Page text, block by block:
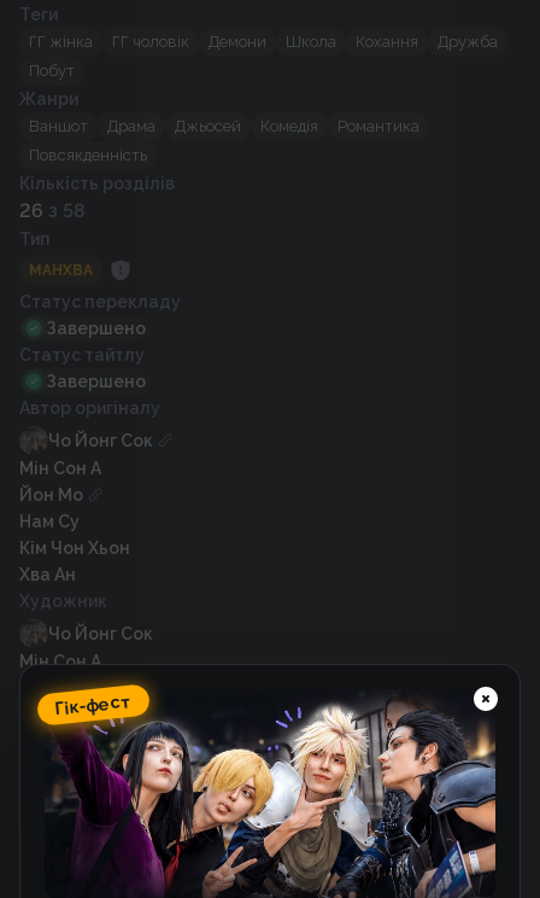
Теги
ГГ жінка ГГ чоловік Демони Школа Кохання
Дружба
Побут
Жанри
Ваншот Драма Джьосей Комедія
Романтика
Повсякденність
Кількість розділів
26 з 58
Тип
МАНХВА
Статус перекладу
Завершено
Статус тайтлу
Завершено
Автор оригіналу
Чо Йонг Сок
Мін Сон А
Йон Мо
Нам Су
Кім Чон Хьон
Хва Ан
Художник
Чо Йонг Сок
Мін Сон А
Йон Мо
Нам Су
Кім Чон Хьон
Хва Ан
Рік випуску
Гік-фест